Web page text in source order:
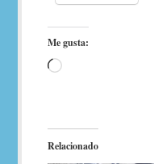
Me gusta:
Loading…
Relacionado